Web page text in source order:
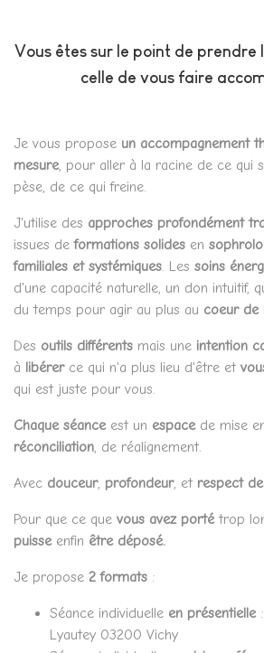
Vous êtes sur le point de prendre
celle de vous faire
Je vous propose un accompagnement
mesure, pour aller à la racine de ce qui
pèse, de ce qui freine.
J'utilise des approches profondément
issues de formations solides en
familiales et systémiques. Les soins
d'une capacité naturelle, un don intuitif,
du temps pour agir au plus au coeur de
Des outils différents mais une intention
à libérerce qui n'a plus lieu d'être et
qui est juste pour vous.
Chaque séanceest un espacede mise
réconciliation, de réalignement.
Avec douceur, profondeur, et respect
Pour que ce que vous avez portétrop
puisseenfin être déposé.
Je propose 2 formats :
Séance individuelle en présentielle:
Lyautey 03200 Vichy